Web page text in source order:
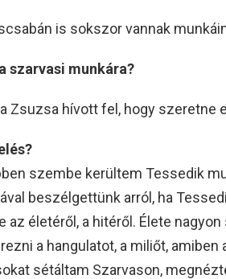
is sokszor vannak
szarvasi munkára?
Zsuzsa hívott fel, hogy szeretne
szembe kerültem Tessedik
beszélgettünk arról, ha
az életéről, a hitéről. Élete
a hangulatot, a miliőt, amiben
sétáltam Szarvason,